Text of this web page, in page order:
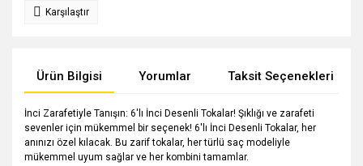
Karşılaştır
Ürün Bilgisi Yorumlar Taksit Seçenekleri
İnci Zarafetiyle Tanışın: 6'lı İnci Desenli Tokalar! Şıklığı ve zarafeti
sevenler için mükemmel bir seçenek! 6'lı İnci Desenli Tokalar, her
anınızı özel kılacak. Bu zarif tokalar, her türlü saç modeliyle
mükemmel uyum sağlar ve her kombini tamamlar.